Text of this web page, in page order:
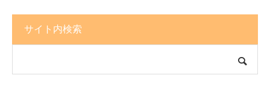
サイト内検索